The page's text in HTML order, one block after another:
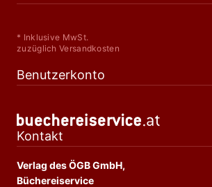
* Inklusive MwSt.
zuzüglich Versandkosten
Benutzerkonto
Kontakt
Verlag des ÖGB GmbH,
Büchereiservice